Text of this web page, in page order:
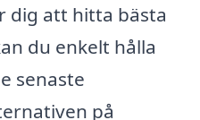
dig att hitta bästa
du enkelt hålla
senaste
på